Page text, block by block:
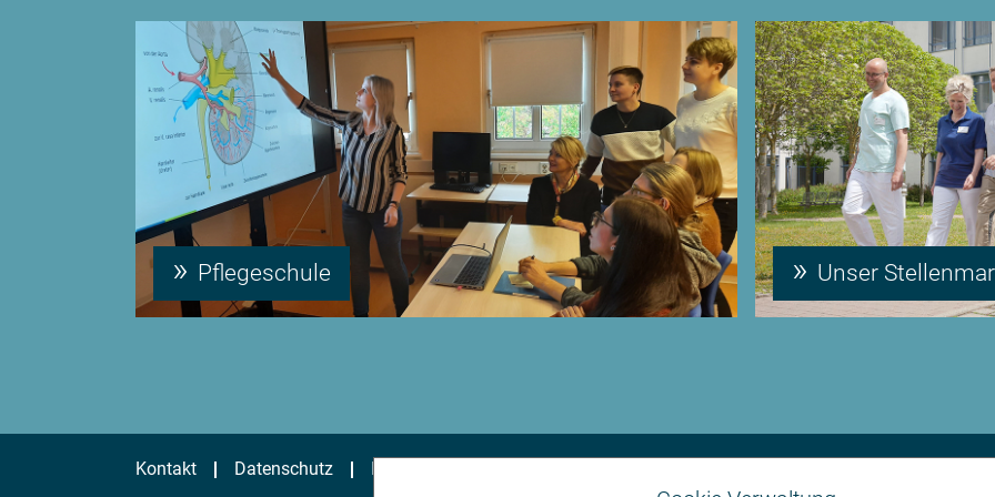
Pflegeschule Unser
Kontakt Datenschutz Impressum